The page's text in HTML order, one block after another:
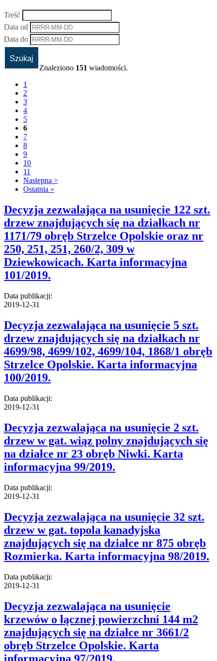
Treść
Data od
Data do
Znaleziono 151 wiadomości.
1
2
3
4
5
6
7
8
9
10
11
Następna >
Ostatnia »
Decyzja zezwalająca na usunięcie 122 szt.
drzew znajdujących się na działkach nr
1171/79 obręb Strzelce Opolskie oraz nr
250, 251, 251, 260/2, 309 w
Dziewkowicach. Karta informacyjna
101/2019.
Data publikacji:
2019-12-31
Decyzja zezwalająca na usunięcie 5 szt.
drzew znajdujących się na działkach nr
4699/98, 4699/102, 4699/104, 1868/1 obręb
Strzelce Opolskie. Karta informacyjna
100/2019.
Data publikacji:
2019-12-31
Decyzja zezwalająca na usunięcie 2 szt.
drzew w gat. wiąz polny znajdujących się
na działce nr 23 obręb Niwki. Karta
informacyjna 99/2019.
Data publikacji:
2019-12-31
Decyzja zezwalająca na usunięcie 32 szt.
drzew w gat. topola kanadyjska
znajdujących się na działce nr 875 obręb
Rozmierka. Karta informacyjna 98/2019.
Data publikacji:
2019-12-31
Decyzja zezwalająca na usunięcie
krzewów o łącznej powierzchni 144 m2
znajdujących się na działce nr 3661/2
obręb Strzelce Opolskie. Karta
informacyjna 97/2019.